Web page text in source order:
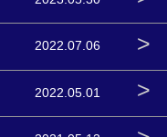
2022.07.06 >
2022.05.01 >